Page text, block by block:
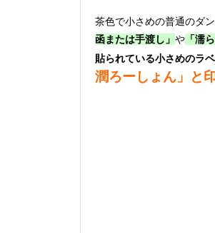
茶色で小さめの普通のダ
函または手渡し」 や 「濡
貼られている小さめのラ
潤ろーしょん」と